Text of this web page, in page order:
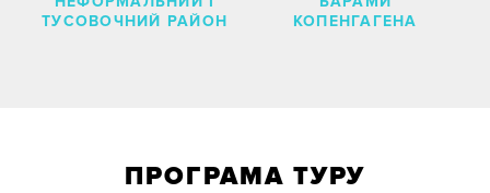
ТУСОВОЧНИЙ РАЙОН
КОПЕНГАГЕНА
ПРОГРАМА ТУРУ